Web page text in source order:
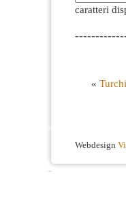
caratteri
«
Webdesign